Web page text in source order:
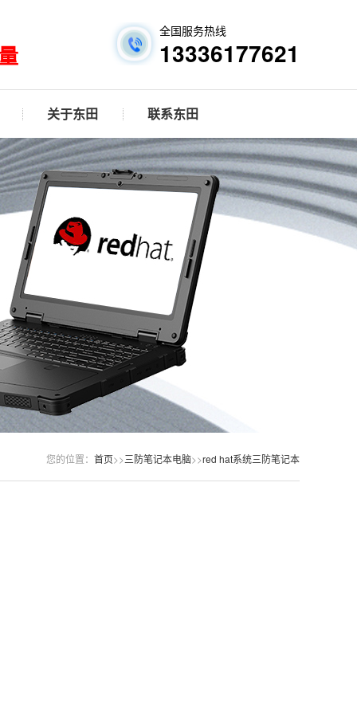
全国服务热线
13336177621
关于东田 联系东田
您的位置： 首页>>三防笔记本电脑>>red hat系统三防笔记本